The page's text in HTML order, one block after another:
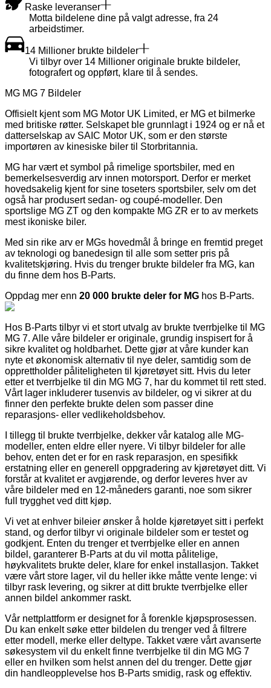
Raske leveranser
Motta bildelene dine på valgt adresse, fra 24
arbeidstimer.
14 Millioner brukte bildeler
Vi tilbyr over 14 Millioner originale brukte bildeler,
fotografert og oppført, klare til å sendes.
MG MG 7 Bildeler
Offisielt kjent som MG Motor UK Limited, er MG et bilmerke
med britiske røtter. Selskapet ble grunnlagt i 1924 og er nå et
datterselskap av SAIC Motor UK, som er den største
importøren av kinesiske biler til Storbritannia.
MG har vært et symbol på rimelige sportsbiler, med en
bemerkelsesverdig arv innen motorsport. Derfor er merket
hovedsakelig kjent for sine toseters sportsbiler, selv om det
også har produsert sedan- og coupé-modeller. Den
sportslige MG ZT og den kompakte MG ZR er to av merkets
mest ikoniske biler.
Med sin rike arv er MGs hovedmål å bringe en fremtid preget
av teknologi og banedesign til alle som setter pris på
kvalitetskjøring. Hvis du trenger brukte bildeler fra MG, kan
du finne dem hos B-Parts.
Oppdag mer enn 20 000 brukte deler for MG hos B-Parts.
Hos B-Parts tilbyr vi et stort utvalg av brukte tverrbjelke til MG
MG 7. Alle våre bildeler er originale, grundig inspisert for å
sikre kvalitet og holdbarhet. Dette gjør at våre kunder kan
nyte et økonomisk alternativ til nye deler, samtidig som de
opprettholder påliteligheten til kjøretøyet sitt. Hvis du leter
etter et tverrbjelke til din MG MG 7, har du kommet til rett sted.
Vårt lager inkluderer tusenvis av bildeler, og vi sikrer at du
finner den perfekte brukte delen som passer dine
reparasjons- eller vedlikeholdsbehov.
I tillegg til brukte tverrbjelke, dekker vår katalog alle MG-
modeller, enten eldre eller nyere. Vi tilbyr bildeler for alle
behov, enten det er for en rask reparasjon, en spesifikk
erstatning eller en generell oppgradering av kjøretøyet ditt. Vi
forstår at kvalitet er avgjørende, og derfor leveres hver av
våre bildeler med en 12-måneders garanti, noe som sikrer
full trygghet ved ditt kjøp.
Vi vet at enhver bileier ønsker å holde kjøretøyet sitt i perfekt
stand, og derfor tilbyr vi originale bildeler som er testet og
godkjent. Enten du trenger et tverrbjelke eller en annen
bildel, garanterer B-Parts at du vil motta pålitelige,
høykvalitets brukte deler, klare for enkel installasjon. Takket
være vårt store lager, vil du heller ikke måtte vente lenge: vi
tilbyr rask levering, og sikrer at ditt brukte tverrbjelke eller
annen bildel ankommer raskt.
Vår nettplattform er designet for å forenkle kjøpsprosessen.
Du kan enkelt søke etter bildelen du trenger ved å filtrere
etter modell, merke eller deltype. Takket være vårt avanserte
søkesystem vil du enkelt finne tverrbjelke til din MG MG 7
eller en hvilken som helst annen del du trenger. Dette gjør
din handleopplevelse hos B-Parts smidig, rask og effektiv.